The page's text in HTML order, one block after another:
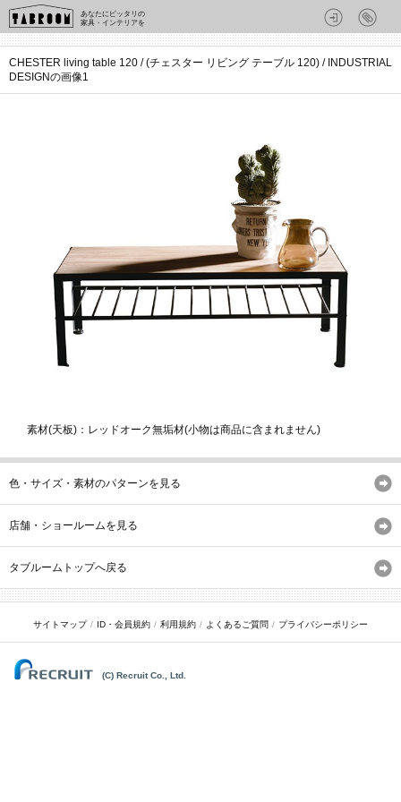
あなたにピッタリの
家具・インテリアを
CHESTER living table 120 / (チェスター リビング テーブル 120) / INDUSTRIAL
DESIGNの画像1
素材(天板)：レッドオーク無垢材(小物は商品に含まれません)
色・サイズ・素材のパターンを見る
店舗・ショールームを見る
タブルームトップへ戻る
サイトマップ ID・会員規約 利用規約 よくあるご質問 プライバシーポリシー
(C) Recruit Co., Ltd.